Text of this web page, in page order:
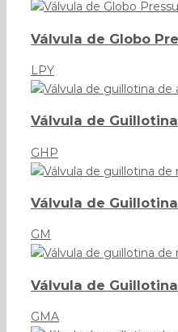
Válvula de Globo
LPY
Válvula de
GHP
Válvula de
GM
Válvula de
GMA